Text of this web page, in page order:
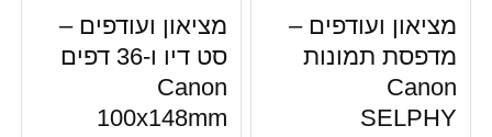
מציאון ועודפים –
מדפסת תמונות
Canon
SELPHY
מציאון ועודפים –
סט דיו ו-36 דפים
Canon
100x148mm